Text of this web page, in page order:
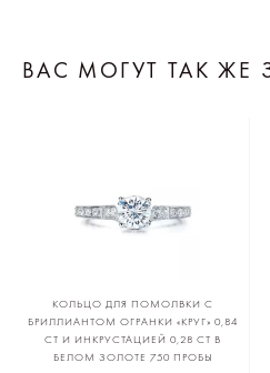
ВАС МОГУТ ТАК ЖЕ
КОЛЬЦО ДЛЯ ПОМОЛВКИ С
БРИЛЛИАНТОМ ОГРАНКИ «КРУГ» 0,84
CT И ИНКРУСТАЦИЕЙ 0,28 CT В
БЕЛОМ ЗОЛОТЕ 750 ПРОБЫ